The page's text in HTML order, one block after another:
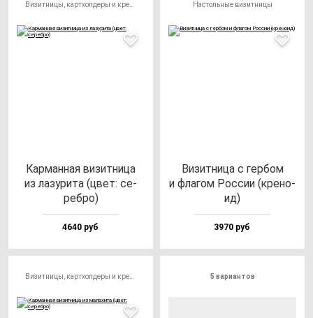
Кар­ман­ная ви­зит­ни­ца
из ла­зу­ри­та (цвет: се­
реб­ро)
4640 руб
Настольные визитницы
Визит­ни­ца с гер­бом
и фла­гом Рос­сии (кре­но­
ид)
3970 руб
5 вариантов